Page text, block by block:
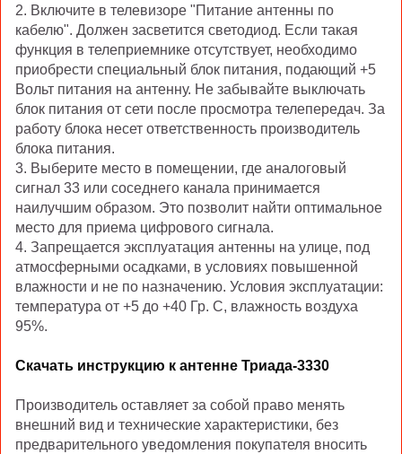
2. Включите в телевизоре "Питание антенны по
кабелю". Должен засветится светодиод. Если такая
функция в телеприемнике отсутствует, необходимо
приобрести специальный блок питания, подающий +5
Вольт питания на антенну. Не забывайте выключать
блок питания от сети после просмотра телепередач. За
работу блока несет ответственность производитель
блока питания.
3. Выберите место в помещении, где аналоговый
сигнал 33 или соседнего канала принимается
наилучшим образом. Это позволит найти оптимальное
место для приема цифрового сигнала.
4. Запрещается эксплуатация антенны на улице, под
атмосферными осадками, в условиях повышенной
влажности и не по назначению. Условия эксплуатации:
температура от +5 до +40 Гр. С, влажность воздуха
95%.
Скачать инструкцию к антенне Триада-3330
Производитель оставляет за собой право менять
внешний вид и технические характеристики, без
предварительного уведомления покупателя вносить